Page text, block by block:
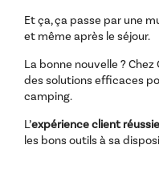
Et ça, ça passe par une
et même après le séjour.
La bonne nouvelle ?
des solutions efficaces
camping.
L’expérience client réussie
les bons outils à sa